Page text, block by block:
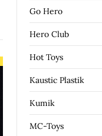
Go Hero
Hero Club
Hot Toys
Kaustic Plastik
Kumik
MC-Toys